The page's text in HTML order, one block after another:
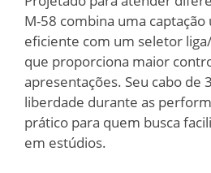
M-58 combina uma
eficiente com um seletor
que proporciona maior
apresentações. Seu cabo de
liberdade durante as
prático para quem busca
em estúdios.